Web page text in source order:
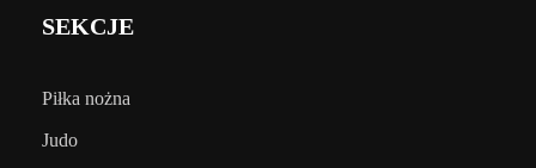
SEKCJE
Piłka nożna
Judo